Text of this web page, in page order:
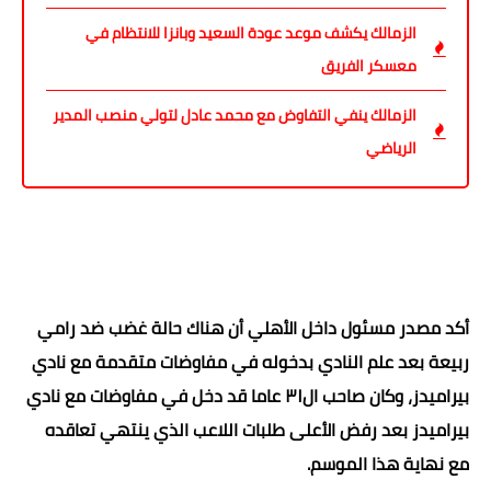
الزمالك يكشف موعد عودة السعيد وبانزا للانتظام في
معسكر الفريق
الزمالك ينفي التفاوض مع محمد عادل لتولي منصب المدير
الرياضي
أكد مصدر مسئول داخل الأهلي أن هناك حالة غضب ضد رامي
ربيعة بعد علم النادي بدخوله في مفاوضات متقدمة مع نادي
بيراميدز، وكان صاحب ال٣١ عاما قد دخل في مفاوضات مع نادي
بيراميدز بعد رفض الأعلى طلبات اللاعب الذي ينتهي تعاقده
مع نهاية هذا الموسم.